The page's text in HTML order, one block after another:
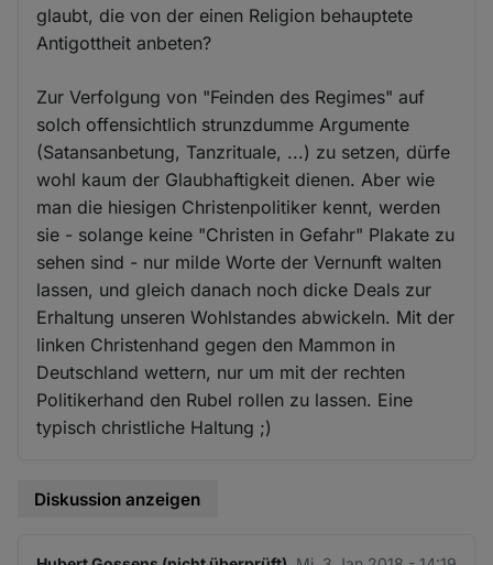
glaubt, die von der einen Religion behauptete
Antigottheit anbeten?
Zur Verfolgung von "Feinden des Regimes" auf
solch offensichtlich strunzdumme Argumente
(Satansanbetung, Tanzrituale, ...) zu setzen, dürfe
wohl kaum der Glaubhaftigkeit dienen. Aber wie
man die hiesigen Christenpolitiker kennt, werden
sie - solange keine "Christen in Gefahr" Plakate zu
sehen sind - nur milde Worte der Vernunft walten
lassen, und gleich danach noch dicke Deals zur
Erhaltung unseren Wohlstandes abwickeln. Mit der
linken Christenhand gegen den Mammon in
Deutschland wettern, nur um mit der rechten
Politikerhand den Rubel rollen zu lassen. Eine
typisch christliche Haltung ;)
Diskussion anzeigen